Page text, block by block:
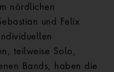
nördlichen
und Felix
teilweise Solo,
Bands, haben die